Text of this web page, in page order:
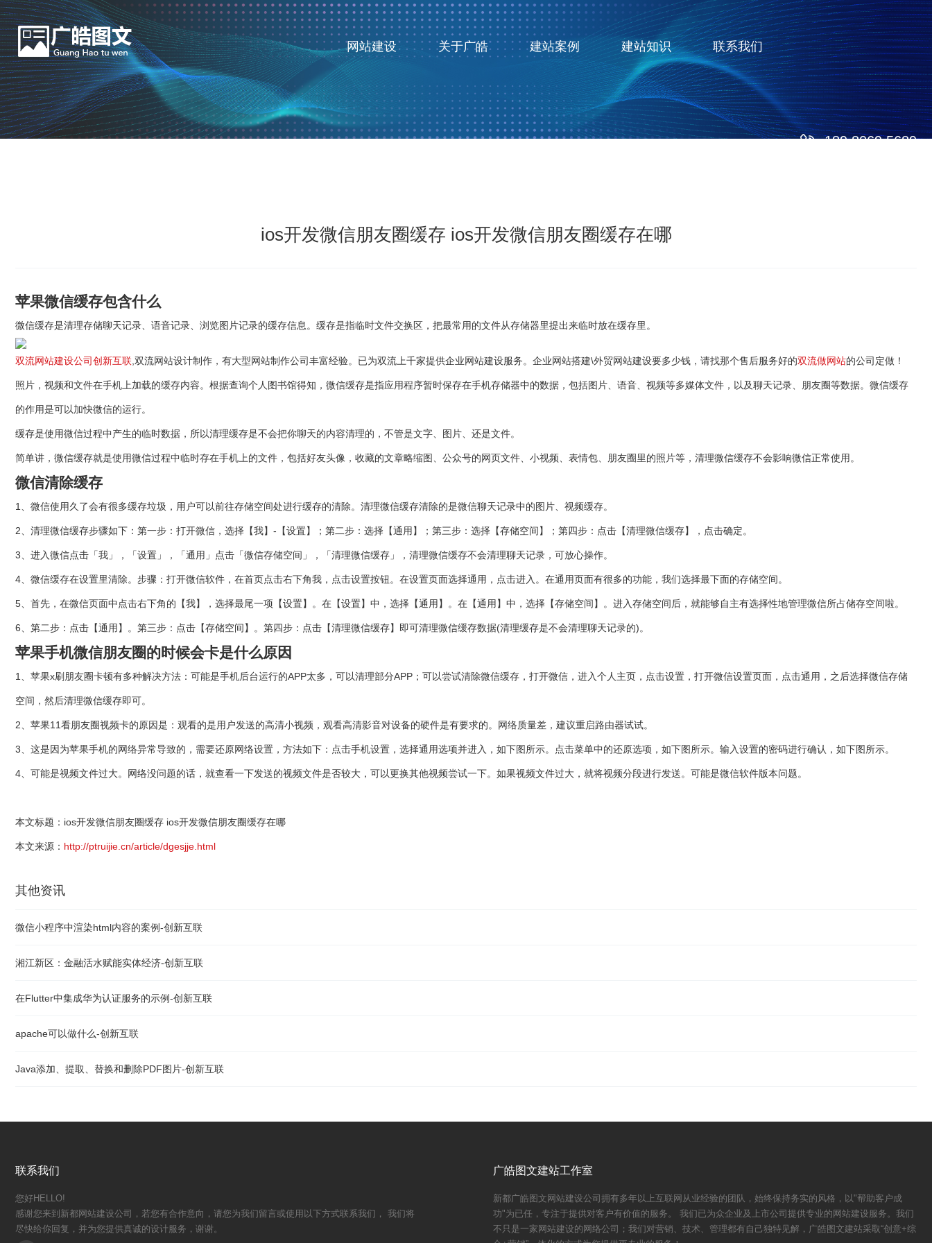
网站建设 关于广皓 建站案例 建站知识 联系我们
189 8069 5689
ios开发微信朋友圈缓存 ios开发微信朋友圈缓存在哪
苹果微信缓存包含什么
微信缓存是清理存储聊天记录、语音记录、浏览图片记录的缓存信息。缓存是指临时文件交换区，把最常用的文件从存储器里提出来临时放在缓存里。
双流网站建设公司创新互联 ,双流网站设计制作，有大型网站制作公司丰富经验。已为双流上千家提供企业网站建设服务。企业网站搭建\外贸网站建设要多少钱，请找那个售后服务好的双流做网站的公司定做！
照片，视频和文件在手机上加载的缓存内容。根据查询个人图书馆得知，微信缓存是指应用程序暂时保存在手机存储器中的数据，包括图片、语音、视频等多媒体文件，以及聊天记录、朋友圈等数据。微信缓存
的作用是可以加快微信的运行。
缓存是使用微信过程中产生的临时数据，所以清理缓存是不会把你聊天的内容清理的，不管是文字、图片、还是文件。
简单讲，微信缓存就是使用微信过程中临时存在手机上的文件，包括好友头像，收藏的文章略缩图、公众号的网页文件、小视频、表情包、朋友圈里的照片等，清理微信缓存不会影响微信正常使用。
微信清除缓存
1、微信使用久了会有很多缓存垃圾，用户可以前往存储空间处进行缓存的清除。清理微信缓存清除的是微信聊天记录中的图片、视频缓存。
2、清理微信缓存步骤如下：第一步：打开微信，选择【我】-【设置】；第二步：选择【通用】；第三步：选择【存储空间】；第四步：点击【清理微信缓存】，点击确定。
3、进入微信点击「我」，「设置」，「通用」点击「微信存储空间」，「清理微信缓存」，清理微信缓存不会清理聊天记录，可放心操作。
4、微信缓存在设置里清除。步骤：打开微信软件，在首页点击右下角我，点击设置按钮。在设置页面选择通用，点击进入。在通用页面有很多的功能，我们选择最下面的存储空间。
5、首先，在微信页面中点击右下角的【我】，选择最尾一项【设置】。在【设置】中，选择【通用】。在【通用】中，选择【存储空间】。进入存储空间后，就能够自主有选择性地管理微信所占储存空间啦。
6、第二步：点击【通用】。第三步：点击【存储空间】。第四步：点击【清理微信缓存】即可清理微信缓存数据(清理缓存是不会清理聊天记录的)。
苹果手机微信朋友圈的时候会卡是什么原因
1、苹果x刷朋友圈卡顿有多种解决方法：可能是手机后台运行的APP太多，可以清理部分APP；可以尝试清除微信缓存，打开微信，进入个人主页，点击设置，打开微信设置页面，点击通用，之后选择微信存储
空间，然后清理微信缓存即可。
2、苹果11看朋友圈视频卡的原因是：观看的是用户发送的高清小视频，观看高清影音对设备的硬件是有要求的。网络质量差，建议重启路由器试试。
3、这是因为苹果手机的网络异常导致的，需要还原网络设置，方法如下：点击手机设置，选择通用选项并进入，如下图所示。点击菜单中的还原选项，如下图所示。输入设置的密码进行确认，如下图所示。
4、可能是视频文件过大。网络没问题的话，就查看一下发送的视频文件是否较大，可以更换其他视频尝试一下。如果视频文件过大，就将视频分段进行发送。可能是微信软件版本问题。
本文标题：ios开发微信朋友圈缓存 ios开发微信朋友圈缓存在哪
本文来源： http://ptruijie.cn/article/dgesjje.html
其他资讯
微信小程序中渲染html内容的案例-创新互联
湘江新区：金融活水赋能实体经济-创新互联
在Flutter中集成华为认证服务的示例-创新互联
apache可以做什么-创新互联
Java添加、提取、替换和删除PDF图片-创新互联
联系我们
您好HELLO!
感谢您来到新都网站建设公司，若您有合作意向，请您为我们留言或使用以下方式联系我们， 我们将
尽快给你回复，并为您提供真诚的设计服务，谢谢。
广皓图文建站工作室
新都广皓图文网站建设公司拥有多年以上互联网从业经验的团队，始终保持务实的风格，以"帮助客户成
功"为已任，专注于提供对客户有价值的服务。 我们已为众企业及上市公司提供专业的网站建设服务。我们
不只是一家网站建设的网络公司；我们对营销、技术、管理都有自己独特见解，广皓图文建站采取“创意+综